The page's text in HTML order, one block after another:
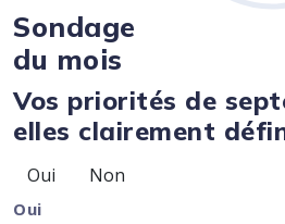
Sondage
du mois
Vos priorités de
elles clairement
Oui Non
Oui